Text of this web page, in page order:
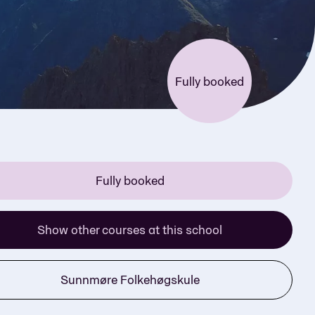
Fully booked
Fully booked
Show other courses at this school
Sunnmøre Folkehøgskule